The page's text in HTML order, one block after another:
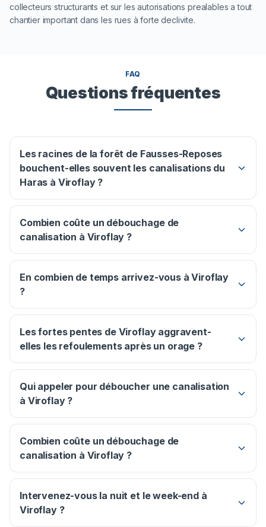
collecteurs structurants et sur les autorisations prealables a tout
chantier important dans les rues à forte declivite.
FAQ
Questions fréquentes
Les racines de la forêt de Fausses-Reposes
bouchent-elles souvent les canalisations du
Haras à Viroflay ?
Combien coûte un débouchage de
canalisation à Viroflay ?
En combien de temps arrivez-vous à Viroflay
?
Les fortes pentes de Viroflay aggravent-
elles les refoulements après un orage ?
Qui appeler pour déboucher une canalisation
à Viroflay ?
Combien coûte un débouchage de
canalisation à Viroflay ?
Intervenez-vous la nuit et le week-end à
Viroflay ?